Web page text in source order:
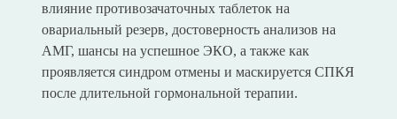
влияние противозачаточных таблеток на
овариальный резерв, достоверность анализов на
АМГ, шансы на успешное ЭКО, а также как
проявляется синдром отмены и маскируется СПКЯ
после длительной гормональной терапии.